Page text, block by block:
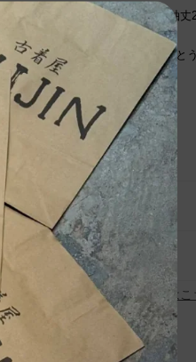
62cm / 身幅58cm/ 肩幅57cm / 袖丈
着通販をご利用頂き誠にありがと
基準による参考サイズです。
に記載されているサイズです。
差はご了承下さい。
お問い合わせは